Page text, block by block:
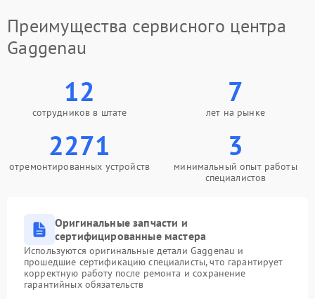
Преимущества сервисного центра
Gaggenau
12
сотрудников в штате
7
лет на рынке
2271
отремонтированных устройств
3
минимальный опыт работы
специалистов
Оригинальные запчасти и
сертифицированные мастера
Используются оригинальные детали Gaggenau и
прошедшие сертификацию специалисты, что гарантирует
корректную работу после ремонта и сохранение
гарантийных обязательств